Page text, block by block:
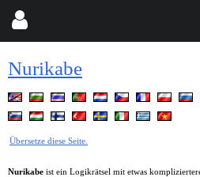
Nurikabe
Übersetze diese Seite.
Nurikabe ist ein Logikrätsel mit etwas